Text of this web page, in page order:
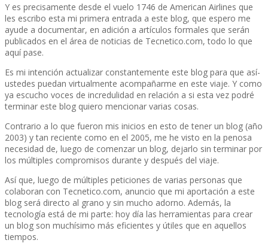
Y es precisamente desde el vuelo 1746 de American Airlines que
les escribo esta mi primera entrada a este blog, que espero me
ayude a documentar, en adición a artí­culos formales que serán
publicados en el área de noticias de Tecnetico.com, todo lo que
aquí­ pase.
Es mi intención actualizar constantemente este blog para que así­
ustedes puedan virtualmente acompañarme en este viaje. Y como
ya escucho voces de incredulidad en relación a si esta vez podré
terminar este blog quiero mencionar varias cosas.
Contrario a lo que fueron mis inicios en esto de tener un blog (año
2003) y tan reciente como en el 2005, me he visto en la penosa
necesidad de, luego de comenzar un blog, dejarlo sin terminar por
los múltiples compromisos durante y después del viaje.
Así­ que, luego de múltiples peticiones de varias personas que
colaboran con Tecnetico.com, anuncio que mi aportación a este
blog será directo al grano y sin mucho adorno. Además, la
tecnologí­a está de mi parte: hoy dí­a las herramientas para crear
un blog son muchí­simo más eficientes y útiles que en aquellos
tiempos.